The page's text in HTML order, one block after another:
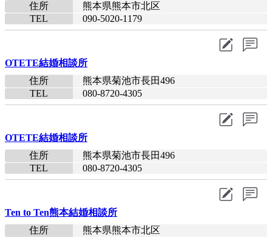
住所
熊本県熊本市北区
TEL
090-5020-1179​
OTETE結婚相談所
住所
熊本県菊池市長田496
TEL
080-8720-4305​
OTETE結婚相談所
住所
熊本県菊池市長田496
TEL
080-8720-4305​
Ten to Ten熊本結婚相談所
住所
熊本県熊本市北区